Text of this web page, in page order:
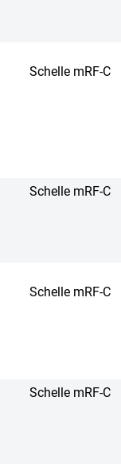
Schelle mRF-C
Schelle mRF-C
Schelle mRF-C
Schelle mRF-C